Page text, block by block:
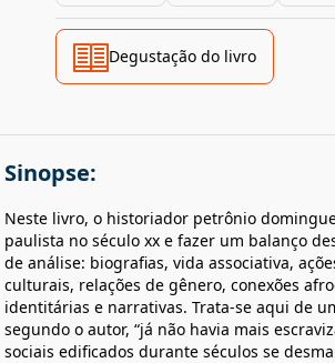
Degustação do livro
Sinopse:
Neste livro, o historiador petrônio
paulista no século xx e fazer um balanço
de análise: biografias, vida associativa,
culturais, relações de gênero, conexões
identitárias e narrativas. Trata-se aqui de
segundo o autor, “já não havia mais
sociais edificados durante séculos se